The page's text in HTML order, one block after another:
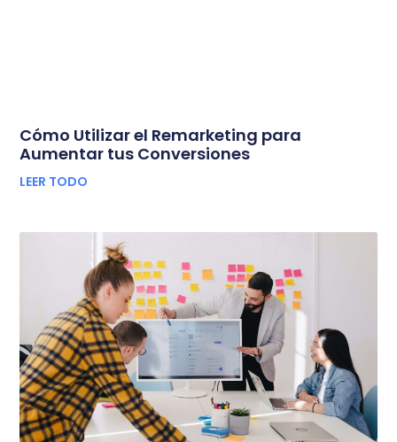
Cómo Utilizar el Remarketing para
Aumentar tus Conversiones
LEER TODO